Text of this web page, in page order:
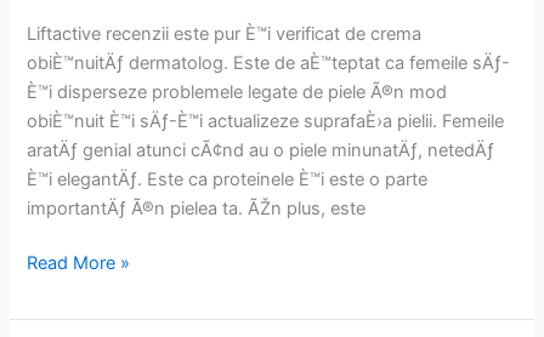
Ð
´Ð°
ÐºÑƒÐ¿Ñ?
-Ð¦ÐµÐ½Ð°-
Ð‘ÐµÐ·Ð¾Ð¿Ð°ÑÐ½Ð¾
Ð¸Ð»Ð¸
ÐµÑ„ÐµÐºÑ‚Ð¸Ð²Ð½Ð¾-
Liftactive recenzii este pur È™i verificat de crema
obiÈ™nuitÄƒ dermatolog. Este de aÈ™teptat ca femeile sÄƒ-
È™i disperseze problemele legate de piele Ã®n mod
obiÈ™nuit È™i sÄƒ-È™i actualizeze suprafaÈ›a pielii. Femeile
aratÄƒ genial atunci cÃ¢nd au o piele minunatÄƒ, netedÄƒ
È™i elegantÄƒ. Este ca proteinele È™i este o parte
importantÄƒ Ã®n pielea ta. ÃŽn plus, este
Liftactive
Lift
Read More »